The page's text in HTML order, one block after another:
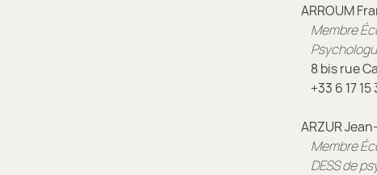
ARROUM
Membre
8 bis rue
+33 6 17
ARZUR
Membre
DESS de